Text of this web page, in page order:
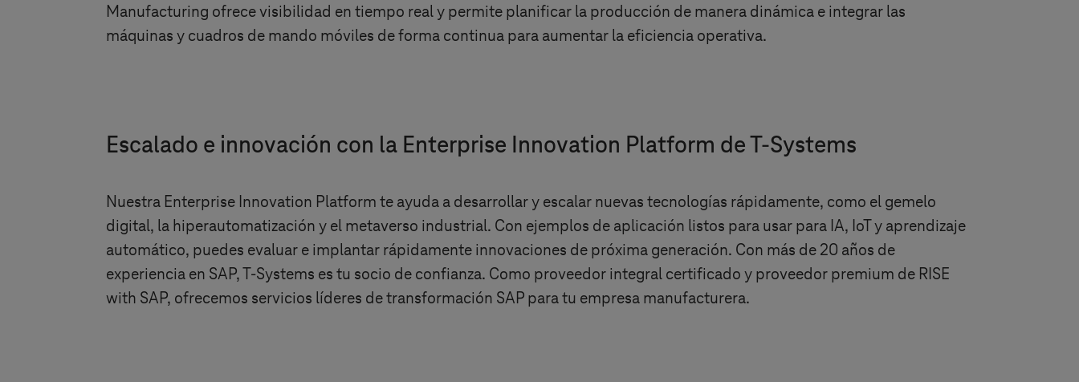
Manufacturing ofrece visibilidad en tiempo real y permite planificar la producción de manera dinámica e integrar las
máquinas y cuadros de mando móviles de forma continua para aumentar la eficiencia operativa.
Escalado e innovación con la Enterprise Innovation Platform deT-Systems
Nuestra Enterprise Innovation Platform te ayuda a desarrollar y escalar nuevas tecnologías rápidamente, como el gemelo
digital, la hiperautomatización y el metaverso industrial. Con ejemplos de aplicación listos para usar para IA, IoT y aprendizaje
automático, puedes evaluar e implantar rápidamente innovaciones de próxima generación. Con más de 20 años de
experiencia en SAP,T-Systems es tu socio de confianza. Como proveedor integral certificado y proveedor premium de RISE
with SAP, ofrecemos servicios líderes de transformación SAP para tu empresa manufacturera.